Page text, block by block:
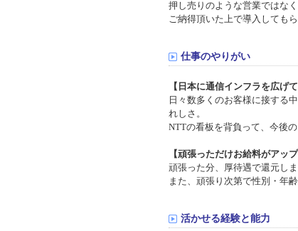
押し売りのような営業ではな
ご納得頂いた上で導入してもら
仕事のやりがい
【日本に通信インフラを広げ
日々数多くのお客様に接する
れしさ。
NTTの看板を背負って、今後
【頑張っただけお給料がアッ
頑張った分、厚待遇で還元しま
また、頑張り次第で性別・年
活かせる経験と能力